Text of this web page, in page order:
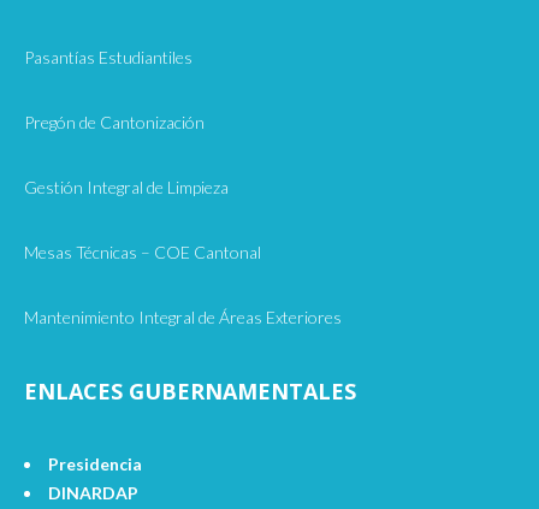
Pasantías Estudiantiles
Pregón de Cantonización
Gestión Integral de Limpieza
Mesas Técnicas – COE Cantonal
Mantenimiento Integral de Áreas Exteriores
ENLACES GUBERNAMENTALES
Presidencia
DINARDAP